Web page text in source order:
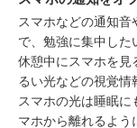
スマホなどの通知
で、勉強に集中した
休憩中にスマホを見
るい光などの視覚情
スマホの光は睡眠
マホから離れるよう